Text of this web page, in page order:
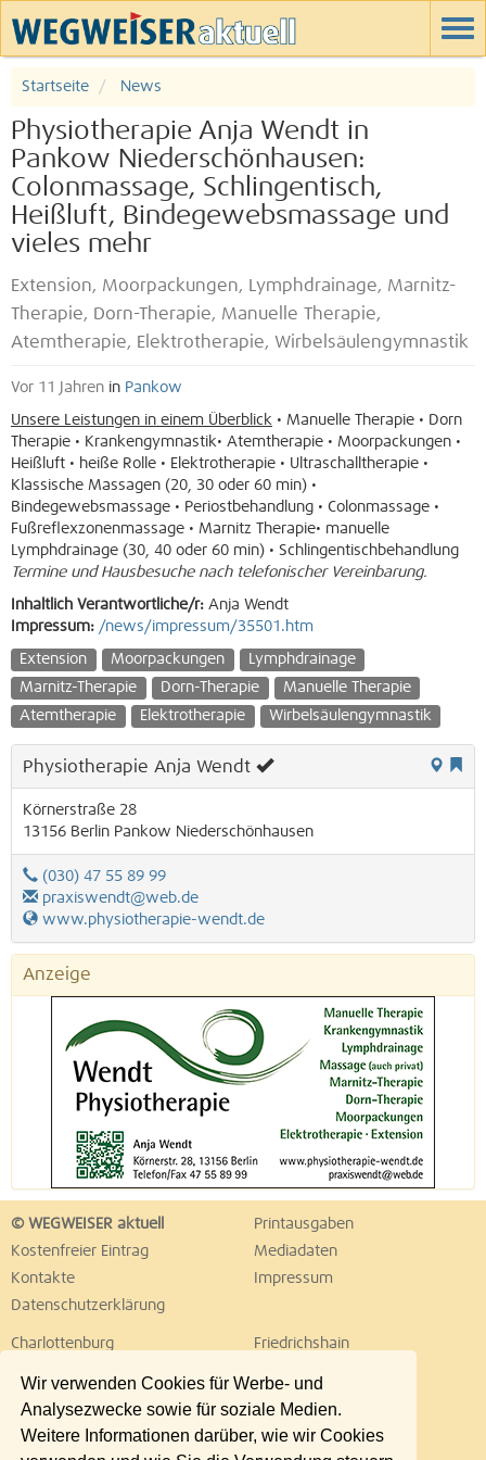
Wir verwenden Cookies für Werbe- und
Analysezwecke sowie für soziale Medien.
Weitere Informationen darüber, wie wir Cookies
Startseite News
Physiotherapie Anja Wendt in
Pankow Niederschönhausen:
Colonmassage, Schlingentisch,
Heißluft, Bindegewebsmassage und
vieles mehr
Extension, Moorpackungen, Lymphdrainage, Marnitz-
Therapie, Dorn-Therapie, Manuelle Therapie,
Atemtherapie, Elektrotherapie, Wirbelsäulengymnastik
Vor 11 Jahren in Pankow
Unsere Leistungen in einem Überblick • Manuelle Therapie • Dorn
Therapie • Krankengymnastik• Atemtherapie • Moorpackungen •
Heißluft • heiße Rolle • Elektrotherapie • Ultraschalltherapie •
Klassische Massagen (20, 30 oder 60 min) •
Bindegewebsmassage • Periostbehandlung • Colonmassage •
Fußreflexzonenmassage • Marnitz Therapie• manuelle
Lymphdrainage (30, 40 oder 60 min) • Schlingentischbehandlung
Termine und Hausbesuche nach telefonischer Vereinbarung.
Inhaltlich Verantwortliche/r: Anja Wendt
Impressum: /news/impressum/35501.htm
Extension Moorpackungen
Lymphdrainage
Marnitz-Therapie
Dorn-Therapie
Manuelle Therapie
Atemtherapie
Elektrotherapie Wirbelsäulengymnastik
Physiotherapie Anja Wendt
Körnerstraße 28
13156 Berlin Pankow Niederschönhausen
(030) 47 55 89 99
praxiswendt@web.de
www.physiotherapie-wendt.de
Anzeige
© WEGWEISER aktuell
Printausgaben
Kostenfreier Eintrag
Mediadaten
Kontakte
Impressum
Datenschutzerklärung
Charlottenburg
Friedrichshain
Lichtenberg
Marzahn
Neukölln